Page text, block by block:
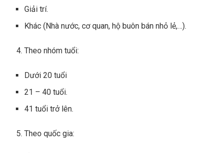
Giải trí.
Khác (Nhà nước, cơ quan, hộ buôn bán nhỏ lẻ,…).
Theo nhóm tuổi:
Dưới 20 tuổi
21 – 40 tuổi.
41 tuổi trở lên.
Theo quốc gia: